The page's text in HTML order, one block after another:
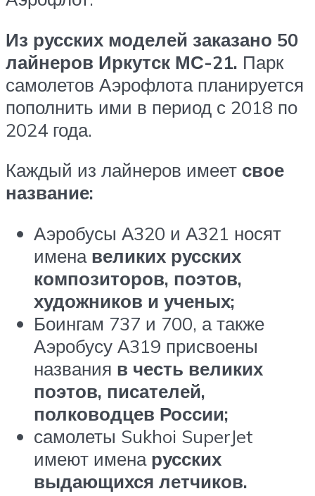
Из русских моделей заказано 50
лайнеров Иркутск МС-21. Парк
самолетов Аэрофлота планируется
пополнить ими в период с 2018 по
2024 года.
Каждый из лайнеров имеет свое
название:
Аэробусы А320 и А321 носят
имена великих русских
композиторов, поэтов,
художников и ученых;
Боингам 737 и 700, а также
Аэробусу А319 присвоены
названия в честь великих
поэтов, писателей,
полководцев России;
самолеты Sukhoi SuperJet
имеют имена русских
выдающихся летчиков.